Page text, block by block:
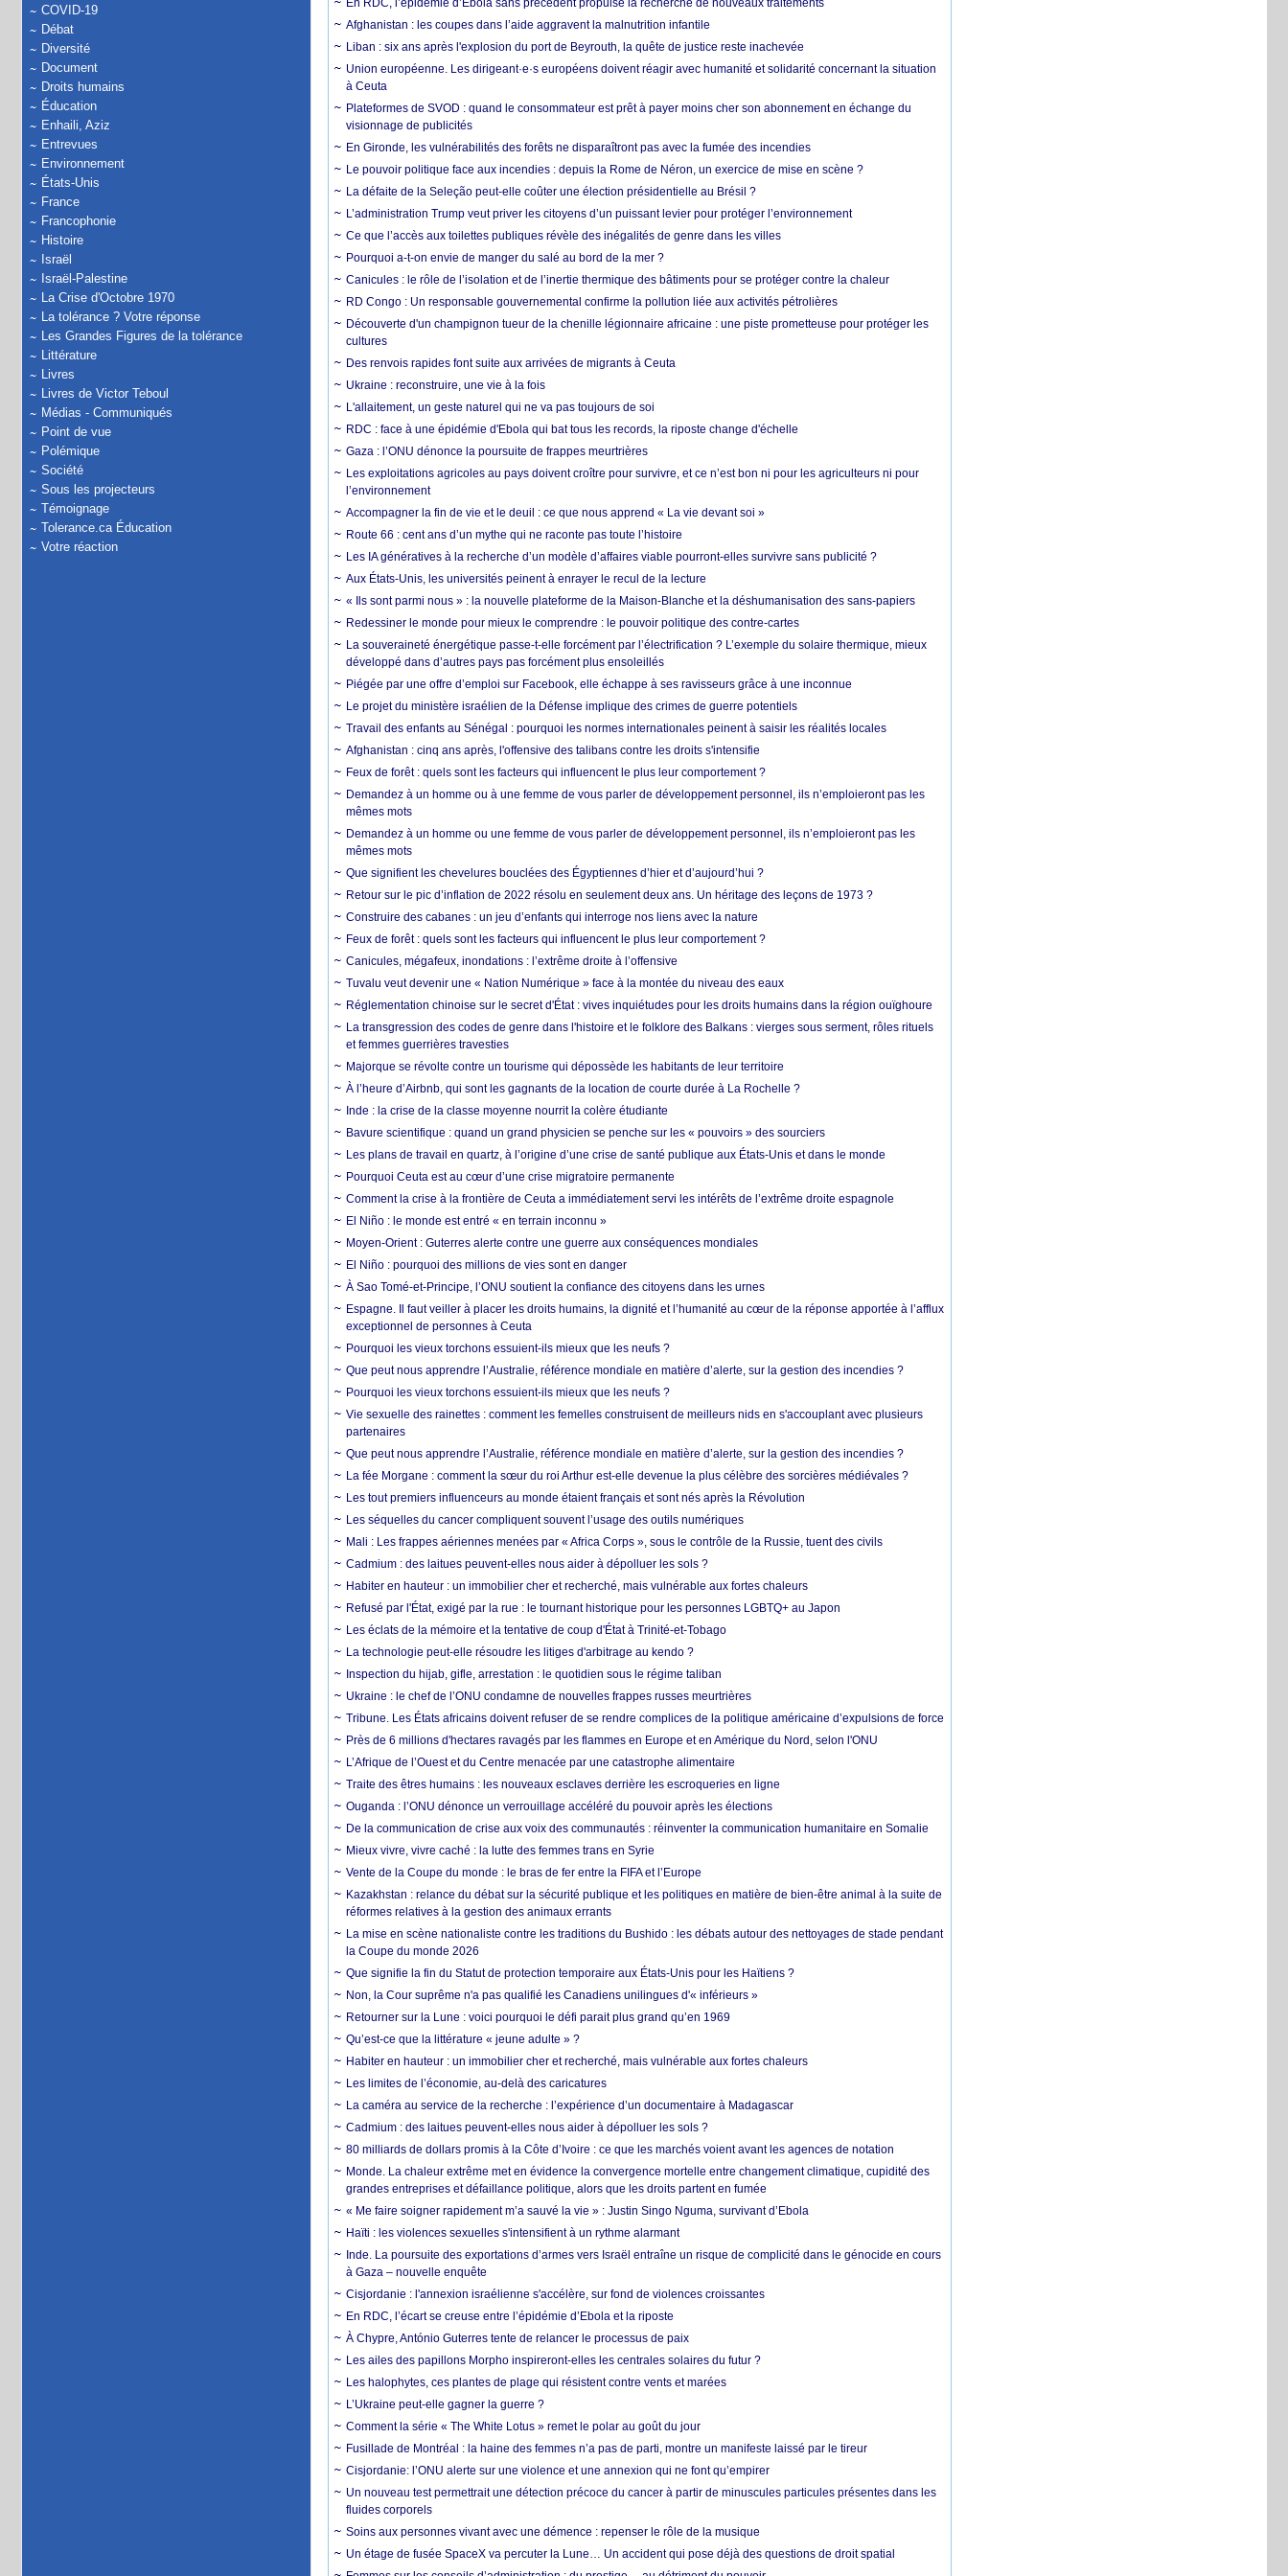
COVID-19
Débat
Diversité
Document
Droits humains
Éducation
Enhaili, Aziz
Entrevues
Environnement
États-Unis
France
Francophonie
Histoire
Israël
Israël-Palestine
La Crise d'Octobre 1970
La tolérance ? Votre réponse
Les Grandes Figures de la tolérance
Littérature
Livres
Livres de Victor Teboul
Médias - Communiqués
Point de vue
Polémique
Société
Sous les projecteurs
Témoignage
Tolerance.ca Éducation
Votre réaction
En RDC, l’épidémie d’Ebola sans précédent propulse la recherche de nouveaux traitements
Afghanistan : les coupes dans l’aide aggravent la malnutrition infantile
Liban : six ans après l'explosion du port de Beyrouth, la quête de justice reste inachevée
Union européenne. Les dirigeant·e·s européens doivent réagir avec humanité et solidarité concernant la situation
à Ceuta
Plateformes de SVOD : quand le consommateur est prêt à payer moins cher son abonnement en échange du
visionnage de publicités
En Gironde, les vulnérabilités des forêts ne disparaîtront pas avec la fumée des incendies
Le pouvoir politique face aux incendies : depuis la Rome de Néron, un exercice de mise en scène ?
La défaite de la Seleção peut-elle coûter une élection présidentielle au Brésil ?
L’administration Trump veut priver les citoyens d’un puissant levier pour protéger l’environnement
Ce que l’accès aux toilettes publiques révèle des inégalités de genre dans les villes
Pourquoi a-t-on envie de manger du salé au bord de la mer ?
Canicules : le rôle de l’isolation et de l’inertie thermique des bâtiments pour se protéger contre la chaleur
RD Congo : Un responsable gouvernemental confirme la pollution liée aux activités pétrolières
Découverte d'un champignon tueur de la chenille légionnaire africaine : une piste prometteuse pour protéger les
cultures
Des renvois rapides font suite aux arrivées de migrants à Ceuta
Ukraine : reconstruire, une vie à la fois
L'allaitement, un geste naturel qui ne va pas toujours de soi
RDC : face à une épidémie d'Ebola qui bat tous les records, la riposte change d'échelle
Gaza : l’ONU dénonce la poursuite de frappes meurtrières
Les exploitations agricoles au pays doivent croître pour survivre, et ce n’est bon ni pour les agriculteurs ni pour
l’environnement
Accompagner la fin de vie et le deuil : ce que nous apprend « La vie devant soi »
Route 66 : cent ans d’un mythe qui ne raconte pas toute l’histoire
Les IA génératives à la recherche d’un modèle d’affaires viable pourront-elles survivre sans publicité ?
Aux États-Unis, les universités peinent à enrayer le recul de la lecture
« Ils sont parmi nous » : la nouvelle plateforme de la Maison-Blanche et la déshumanisation des sans-papiers
Redessiner le monde pour mieux le comprendre : le pouvoir politique des contre-cartes
La souveraineté énergétique passe-t-elle forcément par l’électrification ? L’exemple du solaire thermique, mieux
développé dans d’autres pays pas forcément plus ensoleillés
Piégée par une offre d’emploi sur Facebook, elle échappe à ses ravisseurs grâce à une inconnue
Le projet du ministère israélien de la Défense implique des crimes de guerre potentiels
Travail des enfants au Sénégal : pourquoi les normes internationales peinent à saisir les réalités locales
Afghanistan : cinq ans après, l'offensive des talibans contre les droits s'intensifie
Feux de forêt : quels sont les facteurs qui influencent le plus leur comportement ?
Demandez à un homme ou à une femme de vous parler de développement personnel, ils n’emploieront pas les
mêmes mots
Demandez à un homme ou une femme de vous parler de développement personnel, ils n’emploieront pas les
mêmes mots
Que signifient les chevelures bouclées des Égyptiennes d’hier et d’aujourd’hui ?
Retour sur le pic d’inflation de 2022 résolu en seulement deux ans. Un héritage des leçons de 1973 ?
Construire des cabanes : un jeu d’enfants qui interroge nos liens avec la nature
Feux de forêt : quels sont les facteurs qui influencent le plus leur comportement ?
Canicules, mégafeux, inondations : l’extrême droite à l’offensive
Tuvalu veut devenir une « Nation Numérique » face à la montée du niveau des eaux
Réglementation chinoise sur le secret d'État : vives inquiétudes pour les droits humains dans la région ouïghoure
La transgression des codes de genre dans l'histoire et le folklore des Balkans : vierges sous serment, rôles rituels
et femmes guerrières travesties
Majorque se révolte contre un tourisme qui dépossède les habitants de leur territoire
À l’heure d’Airbnb, qui sont les gagnants de la location de courte durée à La Rochelle ?
Inde : la crise de la classe moyenne nourrit la colère étudiante
Bavure scientifique : quand un grand physicien se penche sur les « pouvoirs » des sourciers
Les plans de travail en quartz, à l’origine d’une crise de santé publique aux États-Unis et dans le monde
Pourquoi Ceuta est au cœur d’une crise migratoire permanente
Comment la crise à la frontière de Ceuta a immédiatement servi les intérêts de l’extrême droite espagnole
El Niño : le monde est entré « en terrain inconnu »
Moyen-Orient : Guterres alerte contre une guerre aux conséquences mondiales
El Niño : pourquoi des millions de vies sont en danger
À Sao Tomé-et-Principe, l’ONU soutient la confiance des citoyens dans les urnes
Espagne. Il faut veiller à placer les droits humains, la dignité et l’humanité au cœur de la réponse apportée à l’afflux
exceptionnel de personnes à Ceuta
Pourquoi les vieux torchons essuient-ils mieux que les neufs ?
Que peut nous apprendre l’Australie, référence mondiale en matière d’alerte, sur la gestion des incendies ?
Pourquoi les vieux torchons essuient-ils mieux que les neufs ?
Vie sexuelle des rainettes : comment les femelles construisent de meilleurs nids en s'accouplant avec plusieurs
partenaires
Que peut nous apprendre l’Australie, référence mondiale en matière d’alerte, sur la gestion des incendies ?
La fée Morgane : comment la sœur du roi Arthur est-elle devenue la plus célèbre des sorcières médiévales ?
Les tout premiers influenceurs au monde étaient français et sont nés après la Révolution
Les séquelles du cancer compliquent souvent l’usage des outils numériques
Mali : Les frappes aériennes menées par « Africa Corps », sous le contrôle de la Russie, tuent des civils
Cadmium : des laitues peuvent-elles nous aider à dépolluer les sols ?
Habiter en hauteur : un immobilier cher et recherché, mais vulnérable aux fortes chaleurs
Refusé par l'État, exigé par la rue : le tournant historique pour les personnes LGBTQ+ au Japon
Les éclats de la mémoire et la tentative de coup d'État à Trinité-et-Tobago
La technologie peut-elle résoudre les litiges d'arbitrage au kendo ?
Inspection du hijab, gifle, arrestation : le quotidien sous le régime taliban
Ukraine : le chef de l’ONU condamne de nouvelles frappes russes meurtrières
Tribune. Les États africains doivent refuser de se rendre complices de la politique américaine d’expulsions de force
Près de 6 millions d'hectares ravagés par les flammes en Europe et en Amérique du Nord, selon l'ONU
L’Afrique de l’Ouest et du Centre menacée par une catastrophe alimentaire
Traite des êtres humains : les nouveaux esclaves derrière les escroqueries en ligne
Ouganda : l’ONU dénonce un verrouillage accéléré du pouvoir après les élections
De la communication de crise aux voix des communautés : réinventer la communication humanitaire en Somalie
Mieux vivre, vivre caché : la lutte des femmes trans en Syrie
Vente de la Coupe du monde : le bras de fer entre la FIFA et l’Europe
Kazakhstan : relance du débat sur la sécurité publique et les politiques en matière de bien-être animal à la suite de
réformes relatives à la gestion des animaux errants
La mise en scène nationaliste contre les traditions du Bushido : les débats autour des nettoyages de stade pendant
la Coupe du monde 2026
Que signifie la fin du Statut de protection temporaire aux États-Unis pour les Haïtiens ?
Non, la Cour suprême n'a pas qualifié les Canadiens unilingues d'« inférieurs »
Retourner sur la Lune : voici pourquoi le défi parait plus grand qu’en 1969
Qu’est-ce que la littérature « jeune adulte » ?
Habiter en hauteur : un immobilier cher et recherché, mais vulnérable aux fortes chaleurs
Les limites de l’économie, au-delà des caricatures
La caméra au service de la recherche : l’expérience d’un documentaire à Madagascar
Cadmium : des laitues peuvent-elles nous aider à dépolluer les sols ?
80 milliards de dollars promis à la Côte d’Ivoire : ce que les marchés voient avant les agences de notation
Monde. La chaleur extrême met en évidence la convergence mortelle entre changement climatique, cupidité des
grandes entreprises et défaillance politique, alors que les droits partent en fumée
« Me faire soigner rapidement m’a sauvé la vie » : Justin Singo Nguma, survivant d’Ebola
Haïti : les violences sexuelles s'intensifient à un rythme alarmant
Inde. La poursuite des exportations d’armes vers Israël entraîne un risque de complicité dans le génocide en cours
à Gaza – nouvelle enquête
Cisjordanie : l'annexion israélienne s'accélère, sur fond de violences croissantes
En RDC, l’écart se creuse entre l’épidémie d’Ebola et la riposte
À Chypre, António Guterres tente de relancer le processus de paix
Les ailes des papillons Morpho inspireront-elles les centrales solaires du futur ?
Les halophytes, ces plantes de plage qui résistent contre vents et marées
L’Ukraine peut-elle gagner la guerre ?
Comment la série « The White Lotus » remet le polar au goût du jour
Fusillade de Montréal : la haine des femmes n’a pas de parti, montre un manifeste laissé par le tireur
Cisjordanie: l’ONU alerte sur une violence et une annexion qui ne font qu’empirer
Un nouveau test permettrait une détection précoce du cancer à partir de minuscules particules présentes dans les
fluides corporels
Soins aux personnes vivant avec une démence : repenser le rôle de la musique
Un étage de fusée SpaceX va percuter la Lune… Un accident qui pose déjà des questions de droit spatial